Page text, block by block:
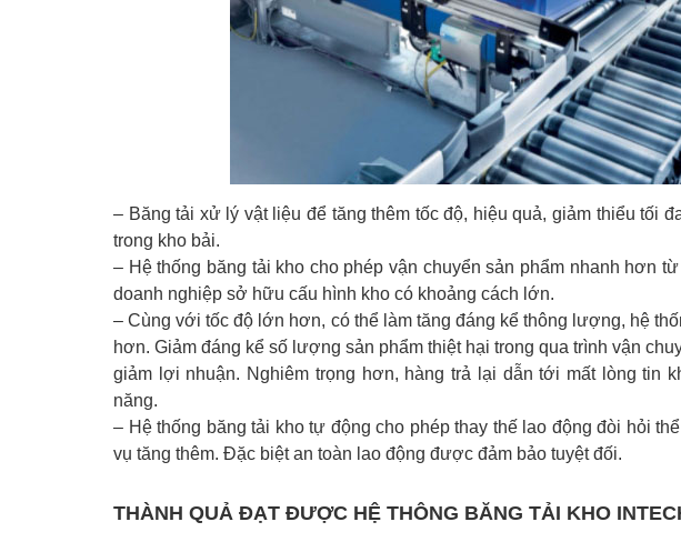
– Băng tải xử lý vật liệu để tăng thêm tốc độ, hiệu quả, giảm thiểu tối
trong kho bải.
– Hệ thống băng tải kho cho phép vận chuyển sản phẩm nhanh hơn
doanh nghiệp sở hữu cấu hình kho có khoảng cách lớn.
– Cùng với tốc độ lớn hơn, có thể làm tăng đáng kể thông lượng, hệ
hơn. Giảm đáng kể số lượng sản phẩm thiệt hại trong qua trình vận
giảm lợi nhuận. Nghiêm trọng hơn, hàng trả lại dẫn tới mất lòng tin
năng.
– Hệ thống băng tải kho tự động cho phép thay thế lao động đòi hỏi
vụ tăng thêm. Đặc biệt an toàn lao động được đảm bảo tuyệt đối.
THÀNH QUẢ ĐẠT ĐƯỢC HỆ THÔNG BĂNG TẢI KHO